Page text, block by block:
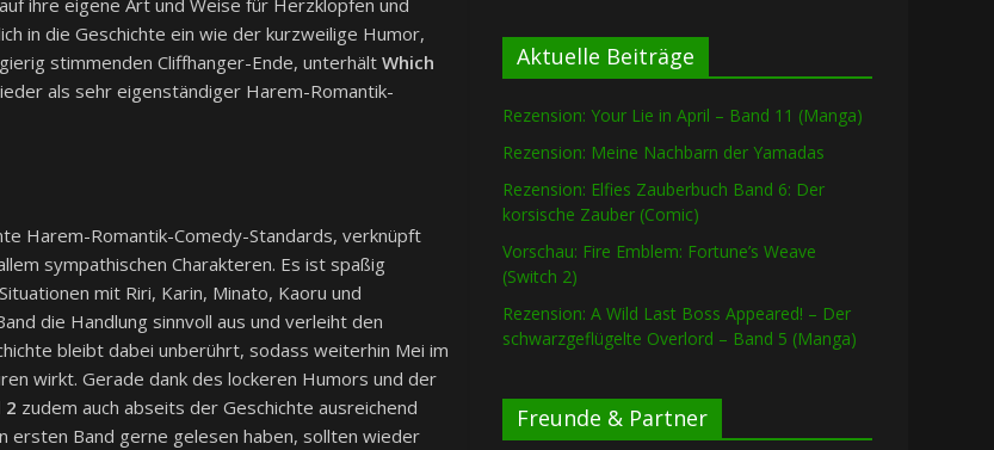
ihre eigene Art und Weise für Herzklopfen und
in die Geschichte ein wie der kurzweilige Humor,
stimmenden Cliffhanger-Ende, unterhält Which
als sehr eigenständiger Harem-Romantik-
Harem-Romantik-Comedy-Standards, verknüpft
sympathischen Charakteren. Es ist spaßig
mit Riri, Karin, Minato, Kaoru und
die Handlung sinnvoll aus und verleiht den
bleibt dabei unberührt, sodass weiterhin Mei im
wirkt. Gerade dank des lockeren Humors und der
2 zudem auch abseits der Geschichte ausreichend
ersten Band gerne gelesen haben, sollten wieder
Aktuelle Beiträge
Rezension: Your Lie in April – Band 11 (Manga)
Rezension: Meine Nachbarn der Yamadas
Rezension: Elfies Zauberbuch Band 6: Der
korsische Zauber (Comic)
Vorschau: Fire Emblem: Fortune’s Weave
(Switch 2)
Rezension: A Wild Last Boss Appeared! – Der
schwarzgeflügelte Overlord – Band 5 (Manga)
Freunde & Partner